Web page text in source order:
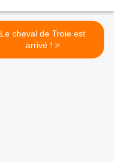
Le cheval de Troie est
arrivé ! >